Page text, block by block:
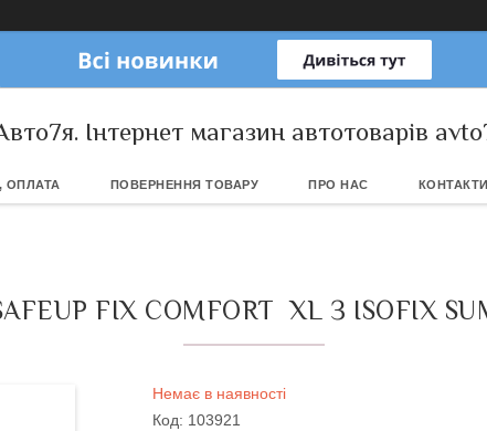
Інтернет магазин автотоварів
ОПЛАТА ПОВЕРНЕННЯ ТОВАРУ ПРО НАС КОНТАКТИ
FIX COMFORT XL З ISOFIX
Немає в наявності
Код: 103921